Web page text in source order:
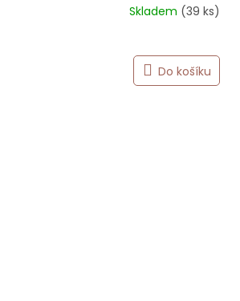
Skladem (39 ks)
Do košíku